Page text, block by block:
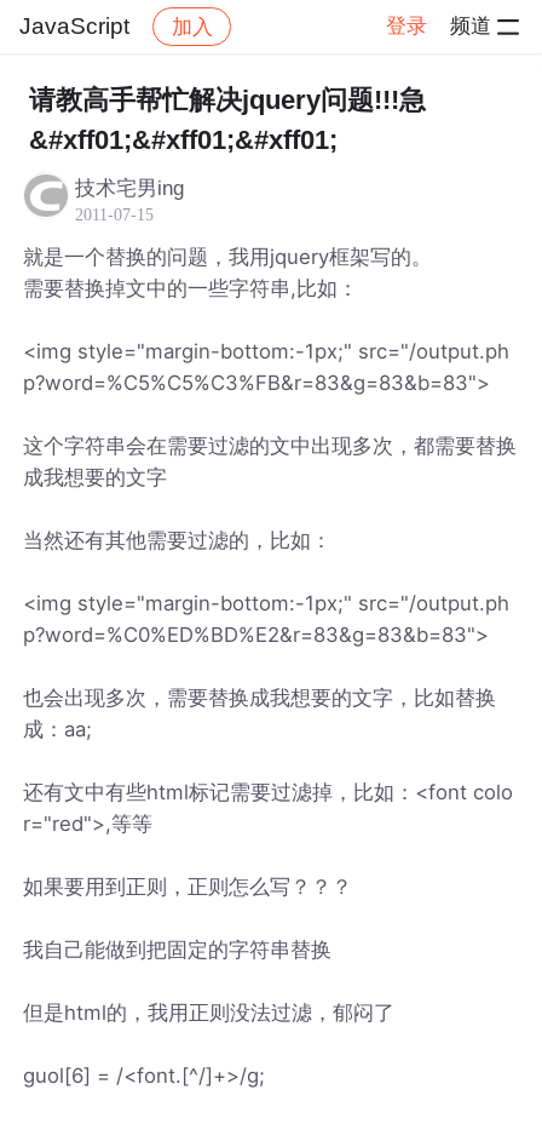
JavaScript 加入 登录 频道
社区 JavaScript 帖子详情
请教高手帮忙解决jquery问题!!!急
&#xff01;&#xff01;&#xff01;
技术宅男ing
2011-07-15
就是一个替换的问题，我用jquery框架写的。
需要替换掉文中的一些字符串,比如：
<img style="margin-bottom:-1px;" src="/output.ph
p?word=%C5%C5%C3%FB&r=83&g=83&b=83">
这个字符串会在需要过滤的文中出现多次，都需要替换
成我想要的文字
当然还有其他需要过滤的，比如：
<img style="margin-bottom:-1px;" src="/output.ph
p?word=%C0%ED%BD%E2&r=83&g=83&b=83">
也会出现多次，需要替换成我想要的文字，比如替换
成：aa;
还有文中有些html标记需要过滤掉，比如：<font colo
r="red">,等等
如果要用到正则，正则怎么写？？？
我自己能做到把固定的字符串替换
但是html的，我用正则没法过滤，郁闷了
guol[6] = /<font.[^/]+>/g;